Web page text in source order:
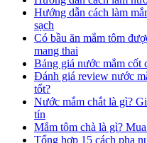
Hướng dẫn cách làm
sạch
Có bầu ăn mắm tôm
mang thai
Bảng giá nước mắm cốt
Đánh giá review nước
tốt?
Nước mắm chắt là gì?
tín
Mắm tôm chà là gì?
Tổng hợp 15 cách pha